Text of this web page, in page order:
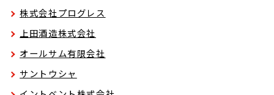
株式会社プログレス
上田酒造株式会社
オールサム有限会社
サントウシャ